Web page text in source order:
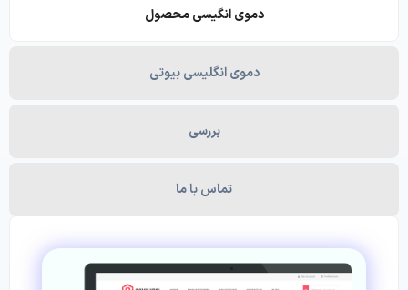
دموی انگیسی محصول
دموی انگلیسی بیوتی
بررسی
تماس با ما